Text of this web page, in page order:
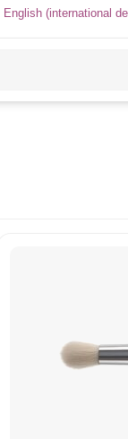
English (international